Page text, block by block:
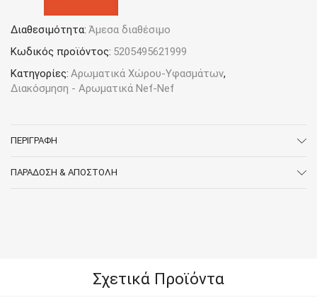
Διαθεσιμότητα: Άμεσα διαθέσιμο
Κωδικός προϊόντος: 5205495621999
Κατηγορίες: Αρωματικά Χώρου-Υφασμάτων,
Διακόσμηση - Αρωματικά Nef-Nef
ΠΕΡΙΓΡΑΦΉ
ΠΑΡΆΔΟΣΗ & ΑΠΟΣΤΟΛΉ
Σχετικά Προϊόντα